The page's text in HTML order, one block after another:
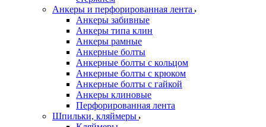
Анкеры и перфорированная лента
Анкеры забивные
Анкеры типа клин
Анкеры рамные
Анкерные болты
Анкерные болты с кольцом
Анкерные болты с крюком
Анкерные болты с гайкой
Анкеры клиновые
Перфорированная лента
Шпильки, кляймеры